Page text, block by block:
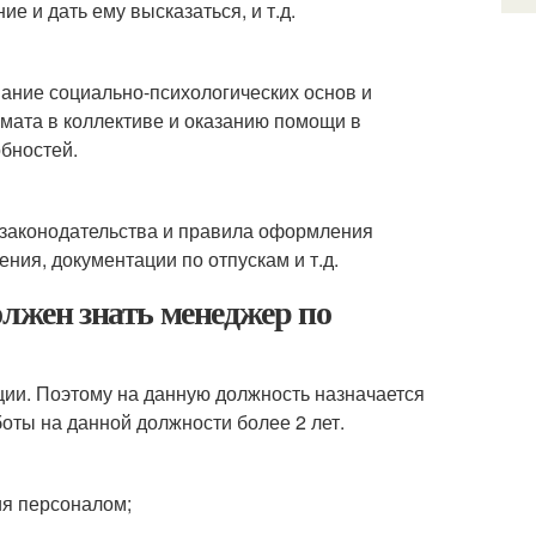
и дать ему высказаться, и т.д.
социально-психологических основ и
в коллективе и оказанию помощи в
и правила оформления
документации по отпускам и т.д.
знать менеджер по
Поэтому на данную должность назначается
на данной должности более 2 лет.
персоналом;